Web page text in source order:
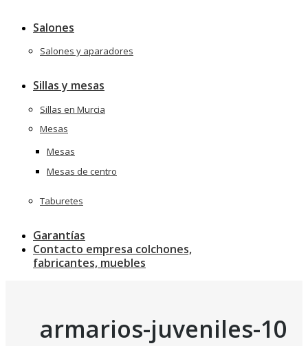
Salones
Salones y aparadores
Sillas y mesas
Sillas en Murcia
Mesas
Mesas
Mesas de centro
Taburetes
Garantías
Contacto empresa colchones,
fabricantes, muebles
armarios-juveniles-10